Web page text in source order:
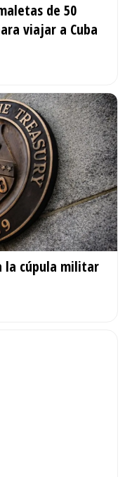
de 50
viajar a Cuba
la cúpula militar